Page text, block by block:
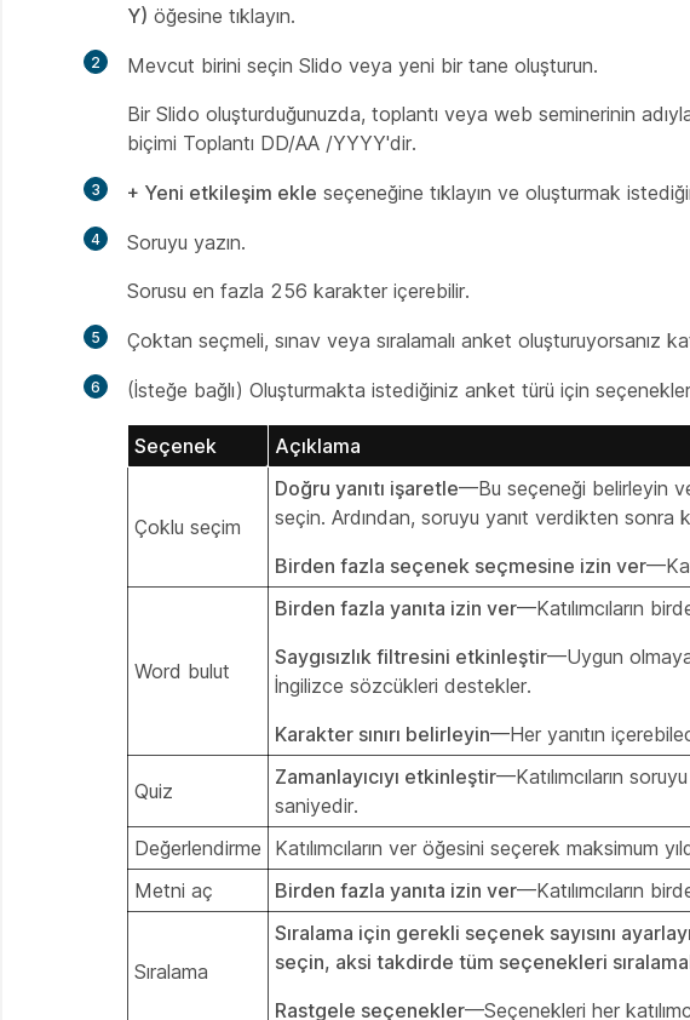
Y) öğesine tıklayın.
2
Mevcut birini seçin Slido veya yeni bir tane oluşturun.
Bir Slido oluşturduğunuzda, toplantı veya web seminerinin
biçimi Toplantı DD/AA /YYYY'dir.
3 + Yeni etkileşim ekle seçeneğine tıklayın ve oluşturmak
4
Soruyu yazın.
Sorusu en fazla 256 karakter içerebilir.
5 Çoktan seçmeli, sınav veya sıralamalı anket oluşturuyorsanız
6 (İsteğe bağlı) Oluşturmakta istediğiniz anket türü için
Seçenek Açıklama
Çoklu seçim
Doğru yanıtı işaretle—Bu seçeneği belirleyin
seçin. Ardından, soruyu yanıt verdikten sonra
Birden fazla seçenek seçmesine izin ver
Word bulut
Birden fazla yanıta izin ver—Katılımcıların
Saygısızlık filtresini etkinleştir—Uygun
İngilizce sözcükleri destekler.
Karakter sınırı belirleyin—Her yanıtın
Quiz
Zamanlayıcıyı etkinleştir—Katılımcıların
saniyedir.
Değerlendirme
Katılımcıların ver öğesini seçerek maksimum
Metni aç
Birden fazla yanıta izin ver—Katılımcıların
Sıralama
Sıralama için gerekli seçenek sayısını
seçin, aksi takdirde tüm seçenekleri
Rastgele seçenekler—Seçenekleri her